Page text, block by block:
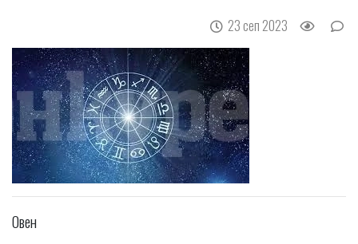
23 сеп 2023
Овен